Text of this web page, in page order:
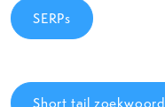
SERPs
Short tail zoekwoord